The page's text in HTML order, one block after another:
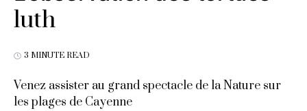
luth
3 MINUTE READ
Venez assister au grand spectacle de la Nature sur
les plages de Cayenne